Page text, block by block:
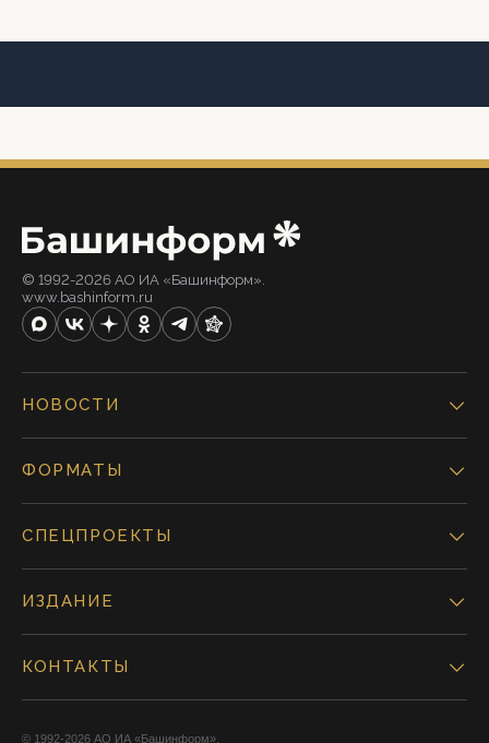
© 1992-2026 АО ИА «Башинформ».
www.bashinform.ru
НОВОСТИ
ФОРМАТЫ
СПЕЦПРОЕКТЫ
ИЗДАНИЕ
КОНТАКТЫ
© 1992-2026 АО ИА «Башинформ».